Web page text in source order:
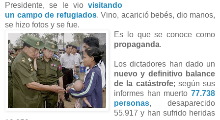
Presidente, se le vio visitando
un campo de refugiados. Vino, acarició bebés, dio manos,
se hizo fotos y se fue.
Es lo que se conoce como
propaganda.
Los dictadores han dado un
nuevo y definitivo balance
de la catástrofe; según sus
informes han muerto 77.738
personas, desaparecido
55.917 y han sufrido heridas